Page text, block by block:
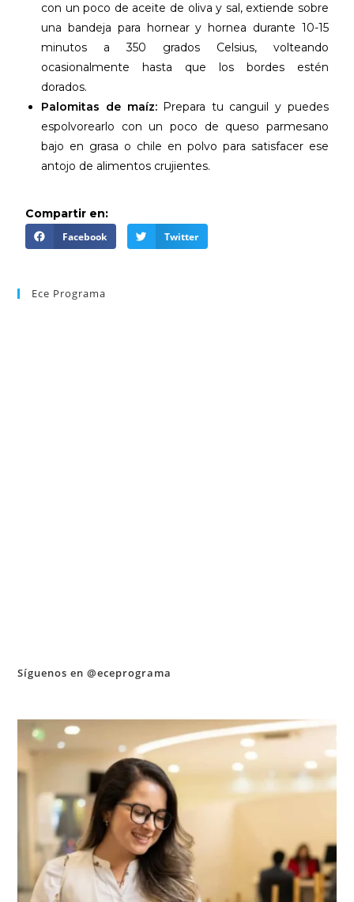
con un poco de aceite de oliva y sal, extiende sobre
una bandeja para hornear y hornea durante 10-15
minutos a 350 grados Celsius, volteando
ocasionalmente hasta que los bordes estén
dorados.
Palomitas de maíz: Prepara tu canguil y puedes
espolvorearlo con un poco de queso parmesano
bajo en grasa o chile en polvo para satisfacer ese
antojo de alimentos crujientes.
Compartir en:
Facebook Twitter
Ece Programa
Síguenos en @eceprograma